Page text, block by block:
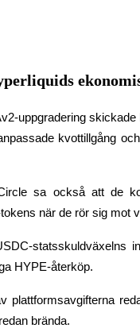
uppgradering
kvottillgång
sa också att de
när de rör sig mot
statsskuldväxelns
HYPE-återköp.
plattformsavgifterna
brända.